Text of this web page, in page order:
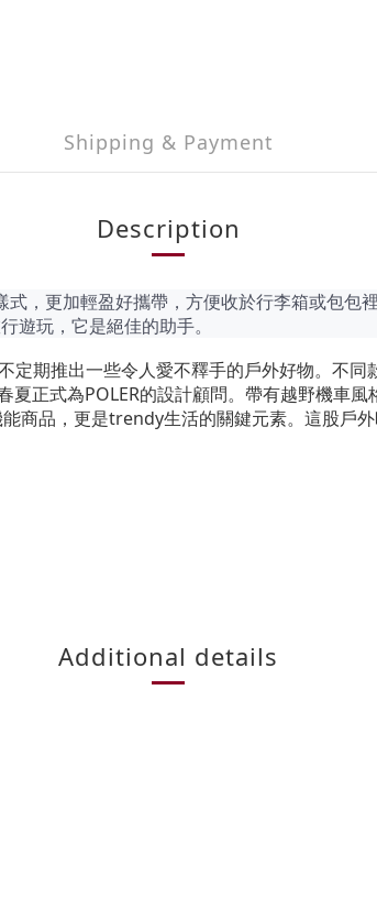
Shipping & Payment
Description
式，更加輕盈好攜帶，方便收於行李箱或包
遊玩，它是絕佳的助手。
定期推出一些令人愛不釋手的戶外好物。 不同
夏正式為POLER的設計顧問。帶有越野機車
商品，更是trendy生活的關鍵元素。這股戶
Additional details